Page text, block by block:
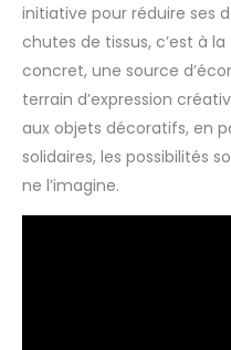
initiative pour réduire ses
chutes de tissus, c’est à
concret, une source
terrain d’expression
aux objets décoratifs, en
solidaires, les possibilités
ne l’imagine.